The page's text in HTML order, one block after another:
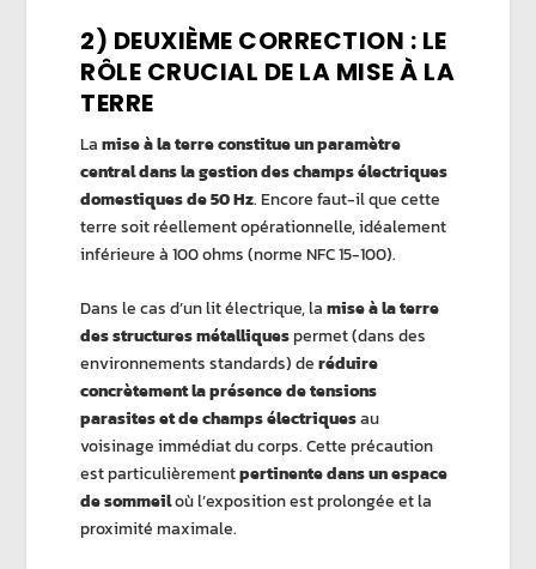
2) DEUXIÈME CORRECTION : LE
RÔLE CRUCIAL DE LA MISE À LA
TERRE
Lamise à la terre constitue un paramètre
central dans la gestion des champs électriques
domestiques de 50 Hz. Encore faut-il que cette
terre soit réellement opérationnelle, idéalement
inférieure à 100 ohms (norme NFC 15-100).
Dans le cas d’un lit électrique, lamise à la terre
des structures métalliquespermet (dans des
environnements standards) deréduire
concrètement la présence de tensions
parasites et de champs électriquesau
voisinage immédiat du corps. Cette précaution
est particulièrementpertinente dans un espace
de sommeiloù l’exposition est prolongée et la
proximité maximale.